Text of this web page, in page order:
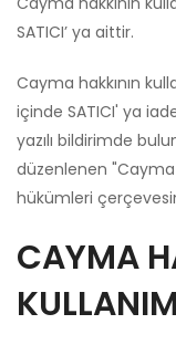
SATICI’ ya aittir.
Cayma hakkının
içinde SATICI' ya
yazılı bildirimde
düzenlenen "Cayma
hükümleri
CAYMA